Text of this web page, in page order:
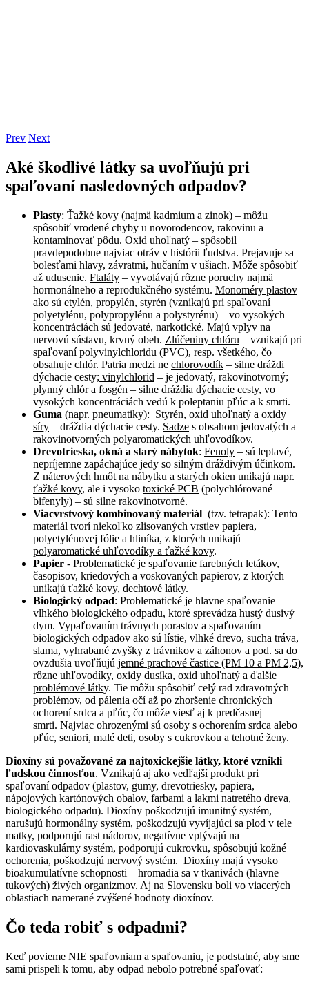
Prev Next
Aké škodlivé látky sa uvoľňujú pri
spaľovaní nasledovných odpadov?
Plasty: Ťažké kovy (najmä kadmium a zinok) – môžu
spôsobiť vrodené chyby u novorodencov, rakovinu a
kontaminovať pôdu. Oxid uhoľnatý – spôsobil
pravdepodobne najviac otráv v histórii ľudstva. Prejavuje sa
bolesťami hlavy, závratmi, hučaním v ušiach. Môže spôsobiť
až udusenie. Ftaláty – vyvolávajú rôzne poruchy najmä
hormonálneho a reprodukčného systému. Monoméry plastov
ako sú etylén, propylén, styrén (vznikajú pri spaľovaní
polyetylénu, polypropylénu a polystyrénu) – vo vysokých
koncentráciách sú jedovaté, narkotické. Majú vplyv na
nervovú sústavu, krvný obeh. Zlúčeniny chlóru – vznikajú pri
spaľovaní polyvinylchloridu (PVC), resp. všetkého, čo
obsahuje chlór. Patria medzi ne chlorovodík – silne dráždi
dýchacie cesty; vinylchlorid – je jedovatý, rakovinotvorný;
plynný chlór a fosgén – silne dráždia dýchacie cesty, vo
vysokých koncentráciách vedú k poleptaniu pľúc a k smrti.
Guma (napr. pneumatiky): Styrén, oxid uhoľnatý a oxidy
síry – dráždia dýchacie cesty. Sadze s obsahom jedovatých a
rakovinotvorných polyaromatických uhľovodíkov.
Drevotrieska, okná a starý nábytok: Fenoly – sú leptavé,
nepríjemne zapáchajúce jedy so silným dráždivým účinkom.
Z náterových hmôt na nábytku a starých okien unikajú napr.
ťažké kovy, ale i vysoko toxické PCB (polychlórované
bifenyly) – sú silne rakovinotvorné.
Viacvrstvový kombinovaný materiál (tzv. tetrapak): Tento
materiál tvorí niekoľko zlisovaných vrstiev papiera,
polyetylénovej fólie a hliníka, z ktorých unikajú
polyaromatické uhľovodíky a ťažké kovy.
Papier - Problematické je spaľovanie farebných letákov,
časopisov, kriedových a voskovaných papierov, z ktorých
unikajú ťažké kovy, dechtové látky.
Biologický odpad: Problematické je hlavne spaľovanie
vlhkého biologického odpadu, ktoré sprevádza hustý dusivý
dym. Vypaľovaním trávnych porastov a spaľovaním
biologických odpadov ako sú lístie, vlhké drevo, sucha tráva,
slama, vyhrabané zvyšky z trávnikov a záhonov a pod. sa do
ovzdušia uvoľňujú jemné prachové častice (PM 10 a PM 2,5),
rôzne uhľovodíky, oxidy dusíka, oxid uhoľnatý a ďalšie
problémové látky. Tie môžu spôsobiť celý rad zdravotných
problémov, od pálenia očí až po zhoršenie chronických
ochorení srdca a pľúc, čo môže viesť aj k predčasnej
smrti. Najviac ohrozenými sú osoby s ochorením srdca alebo
pľúc, seniori, malé deti, osoby s cukrovkou a tehotné ženy.
Dioxíny sú považované za najtoxickejšie látky, ktoré vznikli
ľudskou činnosťou. Vznikajú aj ako vedľajší produkt pri
spaľovaní odpadov (plastov, gumy, drevotriesky, papiera,
nápojových kartónových obalov, farbami a lakmi natretého dreva,
biologického odpadu). Dioxíny poškodzujú imunitný systém,
narušujú hormonálny systém, poškodzujú vyvíjajúci sa plod v tele
matky, podporujú rast nádorov, negatívne vplývajú na
kardiovaskulárny systém, podporujú cukrovku, spôsobujú kožné
ochorenia, poškodzujú nervový systém. Dioxíny majú vysoko
bioakumulatívne schopnosti – hromadia sa v tkanivách (hlavne
tukových) živých organizmov. Aj na Slovensku boli vo viacerých
oblastiach namerané zvýšené hodnoty dioxínov.
Čo teda robiť s odpadmi?
Keď povieme NIE spaľovniam a spaľovaniu, je podstatné, aby sme
sami prispeli k tomu, aby odpad nebolo potrebné spaľovať: